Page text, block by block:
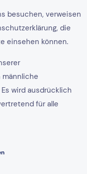
besuchen, verweisen
die
einsehen können.
wird ausdrücklich
für alle